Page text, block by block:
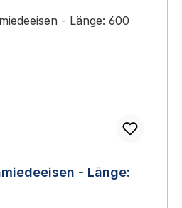
Ratgeber 2026 eine
- Länge: